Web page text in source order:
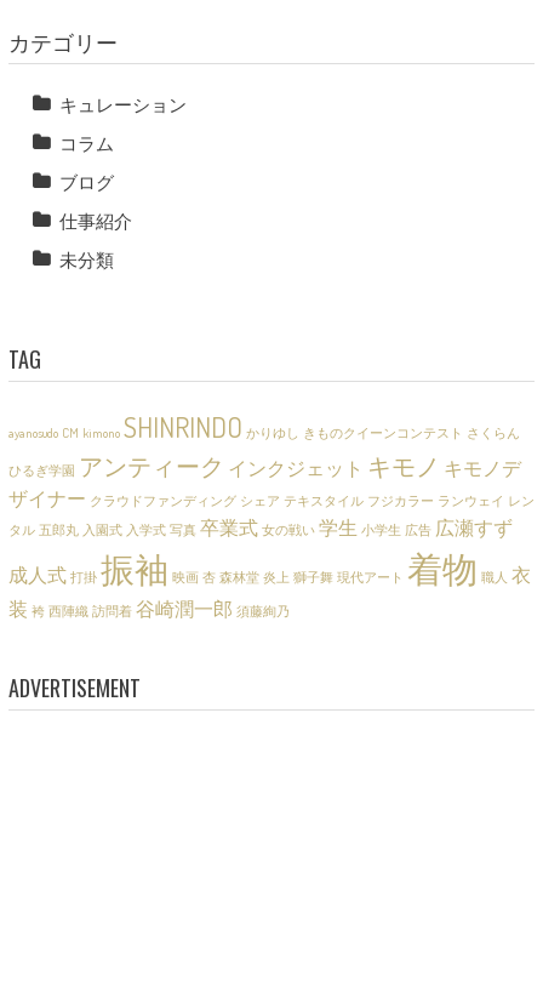
カテゴリー
キュレーション
コラム
ブログ
仕事紹介
未分類
TAG
ayanosudo CM kimono SHINRINDO かりゆし きものクイーンコンテスト さくらん
ひるぎ学園 アンティーク インクジェット キモノ キモノデ
ザイナー クラウドファンディング シェア テキスタイル フジカラー ランウェイ レン
タル 五郎丸 入園式 入学式 写真 卒業式 女の戦い 学生 小学生 広告 広瀬すず
成人式 打掛 振袖 映画 杏 森林堂 炎上 獅子舞 現代アート 着物 職人 衣
装 袴 西陣織 訪問着 谷崎潤一郎 須藤絢乃
ADVERTISEMENT